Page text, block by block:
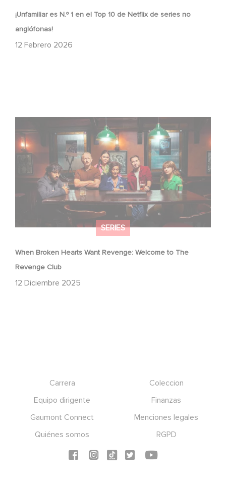
¡Unfamiliar es N.º 1 en el Top 10 de Netflix de series no
anglófonas!
12 Febrero 2026
SERIES
When Broken Hearts Want Revenge: Welcome to The
Revenge Club
12 Diciembre 2025
When Broken Hearts Want Revenge: Welcome to The
Revenge Club
Carrera
Coleccion
Equipo dirigente
Finanzas
Gaumont Connect
Menciones legales
Quiénes somos
RGPD
Social icons